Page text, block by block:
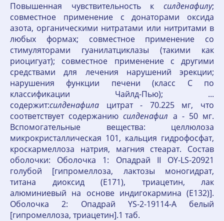
Повышенная чувствительность к силденафилу;
совместное применение с донаторами оксида
азота, органическими нитратами или нитритами в
любых формах; совместное применение со
стимуляторами гуанилатциклазы (такими как
риоцигуат); совместное применение с другими
средствами для лечения нарушений эрекции;
нарушения функции печени (класс С по
классификации Чайлд-Пью); ...
содержит:силденафила цитрат - 70.225 мг, что
соответствует содержаниюсилденафил а - 50 мг.
Вспомогательные вещества: целлюлоза
микрокристаллическая 101, кальция гидрофосфат,
кроскармеллоза натрия, магния стеарат. Состав
оболочки: Оболочка 1: Опадрай II OY-LS-20921
голубой [гипромеллоза, лактозы моногидрат,
титана диоксид (Е171), триацетин, лак
алюминиевый на основе индигокармина (Е132)].
Оболочка 2: Опадрай YS-2-19114-A белый
[гипромеллоза, триацетин].1 таб.